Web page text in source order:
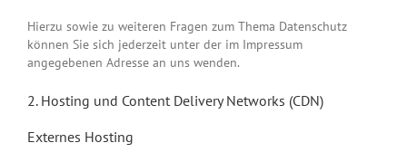
Hierzu sowie zu weiteren Fragen zum Thema Datenschutz
können Sie sich jederzeit unter der im Impressum
angegebenen Adresse an uns wenden.
2. Hosting und Content Delivery Networks (CDN)
Externes Hosting